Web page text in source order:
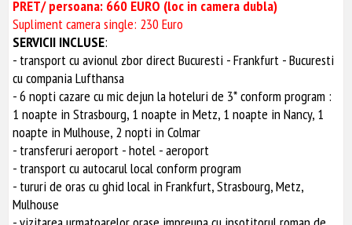
PRET/ persoana: 660 EURO (loc in camera dubla)
Supliment camera single: 230 Euro
SERVICII INCLUSE:
- transport cu avionul zbor direct Bucuresti - Frankfurt - Bucuresti
cu compania Lufthansa
- 6 nopti cazare cu mic dejun la hoteluri de 3* conform program :
1 noapte in Strasbourg, 1 noapte in Metz, 1 noapte in Nancy, 1
noapte in Mulhouse, 2 nopti in Colmar
- transferuri aeroport - hotel - aeroport
- transport cu autocarul local conform program
- tururi de oras cu ghid local in Frankfurt, Strasbourg, Metz,
Mulhouse